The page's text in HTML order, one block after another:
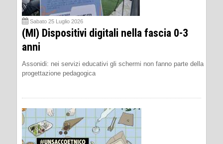
Sabato 25 Luglio 2026
(MI) Dispositivi digitali nella fascia 0-3
anni
Assonidi: nei servizi educativi gli schermi non fanno parte della
progettazione pedagogica